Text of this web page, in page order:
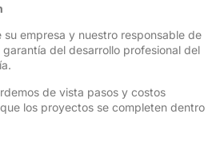
empresa y nuestro responsable de
del desarrollo profesional del
de vista pasos y costos
los proyectos se completen dentro